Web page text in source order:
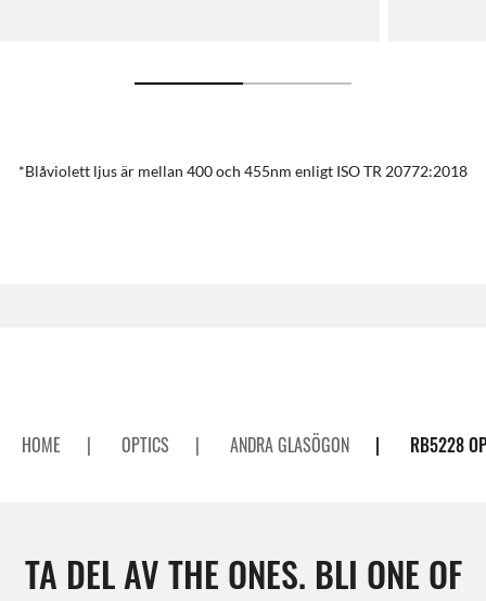
*Blåviolett ljus är mellan 400 och 455nm enligt ISO TR 20772:2018
HOME | OPTICS | ANDRA GLASÖGON | RB5228
TA DEL AV THE ONES. BLI ONE OF